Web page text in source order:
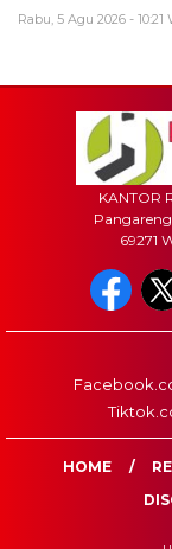
Rabu, 5 Agu 2026 - 10:21
KANTOR
69271
HOME